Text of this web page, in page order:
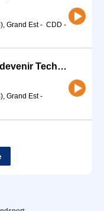
Grand Est- CDD -
REJOINS NOTRE ÉCOLE pour devenir Technicien-ne Atelier (H/F) - Alternance
Grand Est-